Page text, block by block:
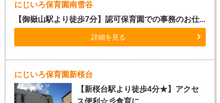
にじいろ保育園南雪谷
【御嶽山駅より徒歩7分】認可保育園での事務のお仕...
詳細を見る
にじいろ保育園新桜台
【新桜台駅より徒歩4分★】アクセ
ス便利☆彡食育に...